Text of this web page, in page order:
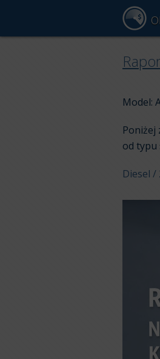
Model:
Poniżej
od typu
Diesel /